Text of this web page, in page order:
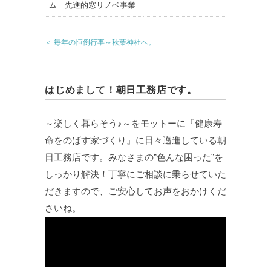
＜ 毎年の恒例行事～秋葉神社へ。
はじめまして！朝日工務店です。
～楽しく暮らそう♪～をモットーに『健康寿
命をのばす家づくり』に日々邁進している朝
日工務店です。みなさまの”色んな困った”を
しっかり解決！丁寧にご相談に乗らせていた
だきますので、ご安心してお声をおかけくだ
さいね。